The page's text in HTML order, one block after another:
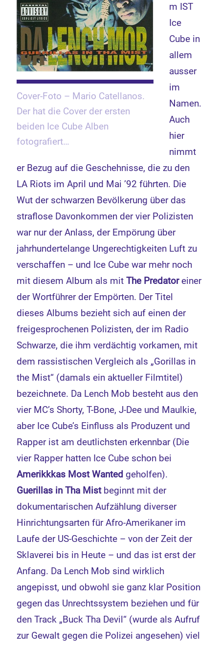
Cover-Foto – Mario Catellanos.
Der hat die Cover der ersten
beiden Ice Cube Alben
fotografiert…
m IST
Ice
Cube in
allem
ausser
im
Namen.
Auch
hier
nimmt
er Bezug auf die Geschehnisse, die zu den
LA Riots im April und Mai ’92 führten. Die
Wut der schwarzen Bevölkerung über das
straflose Davonkommen der vier Polizisten
war nur der Anlass, der Empörung über
jahrhundertelange Ungerechtigkeiten Luft zu
verschaffen – und Ice Cube war mehr noch
mit diesem Album als mitThe Predatoreiner
der Wortführer der Empörten. Der Titel
dieses Albums bezieht sich auf einen der
freigesprochenen Polizisten, der im Radio
Schwarze, die ihm verdächtig vorkamen, mit
dem rassistischen Vergleich als „Gorillas in
the Mist“ (damals ein aktueller Filmtitel)
bezeichnete. Da Lench Mob besteht aus den
vier MC’s Shorty, T-Bone, J-Dee und Maulkie,
aber Ice Cube’s Einfluss als Produzent und
Rapper ist am deutlichsten erkennbar (Die
vier Rapper hatten Ice Cube schon bei
Amerikkkas Most Wanted geholfen).
Guerillas in Tha Mistbeginnt mit der
dokumentarischen Aufzählung diverser
Hinrichtungsarten für Afro-Amerikaner im
Laufe der US-Geschichte – von der Zeit der
Sklaverei bis in Heute – und das ist erst der
Anfang. Da Lench Mob sind wirklich
angepisst, und obwohl sie ganz klar Position
gegen das Unrechtssystem beziehen und für
den Track „Buck Tha Devil“ (wurde als Aufruf
zur Gewalt gegen die Polizei angesehen) viel